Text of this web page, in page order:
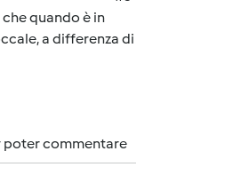
quando è in
a differenza di
poter commentare